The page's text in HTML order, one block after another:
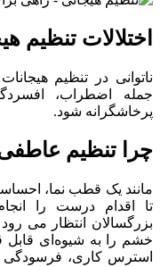
اختلالات تنظیم
ناتوانی در تنظیم
جمله اضطراب،
پرخاشگرانه شود.
چرا تنظیم
مانند یک قطب نما،
تا اقدام درست را
بزرگسالان انتظار می
خشم را به شیوه‌ای قابل
استرس کاری، فرسودگی